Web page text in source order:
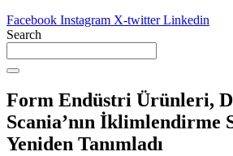
Facebook Instagram X-twitter Linkedin
Search
Form Endüstri Ürünleri,
Scania’nın İklimlendirme
Yeniden Tanımladı